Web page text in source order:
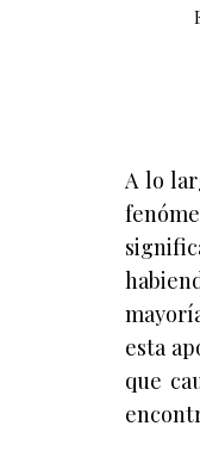
A lo
esta
que